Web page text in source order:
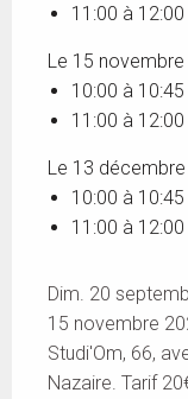
11:00 à 12:00
Le 15
10:00 à 10:45
11:00 à 12:00
Le 13
10:00 à 10:45
11:00 à 12:00
Dim. 20
15 novembre
Studi'Om, 66,
Nazaire. Tarif